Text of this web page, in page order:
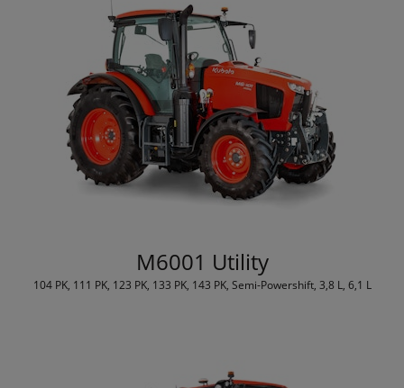
M6001 Utility
104 PK, 111 PK, 123 PK, 133 PK, 143 PK, Semi-Powershift, 3,8 L, 6,1 L